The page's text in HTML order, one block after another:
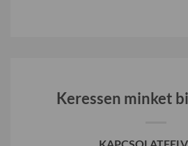
Keressen minket